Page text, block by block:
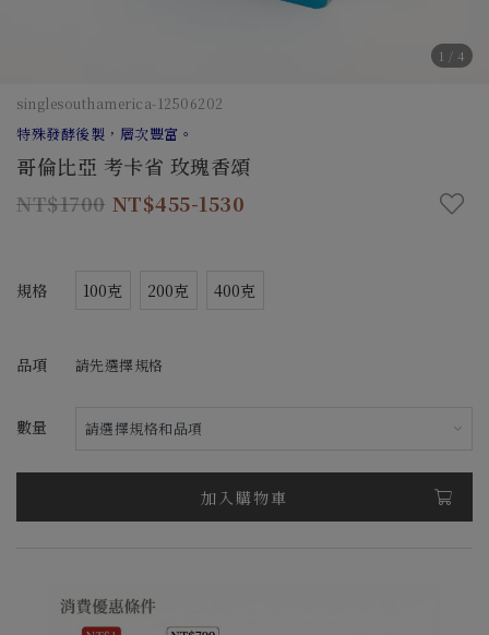
1 / 4
singlesouthamerica-12506202
特殊發酵後製，層次豐富。
哥倫比亞 考卡省 玫瑰香頌
1700
455-1530
規格 100克 200克 400克
品項 請先選擇規格
數量
加入購物車